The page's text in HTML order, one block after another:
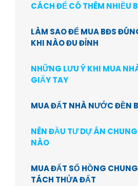
CÁCH ĐỂ CÓ THÊM NHIỀU
LÀM SAO ĐỂ MUA BĐS
KHI NÀO ĐU ĐỈNH
NHỮNG LƯU Ý KHI MUA
GIẤY TAY
MUA ĐẤT NHÀ NƯỚC ĐỀN
NÊN ĐẦU TƯ DỰ ÁN
NÀO
MUA ĐẤT SỔ HỒNG
TÁCH THỬA ĐẤT